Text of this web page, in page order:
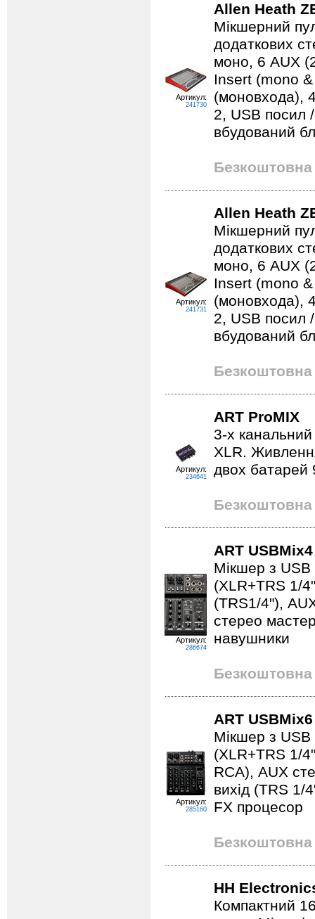
Артикул:
241730
Allen Heath
Мікшерний
додаткових
моно, 6 AUX
Insert (mono
(моновхода),
2, USB посил
вбудований
Безкоштовна
Артикул:
241731
Allen Heath
Мікшерний
додаткових
моно, 6 AUX
Insert (mono
(моновхода),
2, USB посил
вбудований
Безкоштовна
Артикул:
234641
ART ProMIX
3-х
XLR.
двох батарей
Безкоштовна
Артикул:
286674
ART USBMix4
Мікшер з
(XLR+TRS 1/
(TRS1/4"),
стерео
навушники
Безкоштовна
Артикул:
285160
ART USBMix6
Мікшер з
(XLR+TRS 1/
RCA), AUX
вихід (TRS 1/
FX процесор
Безкоштовна
HH
Компактний